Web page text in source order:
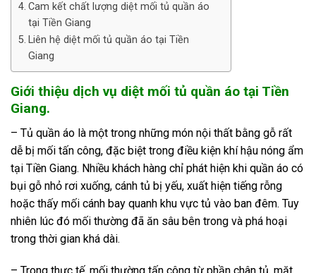
Cam kết chất lượng diệt mối tủ quần áo
tại Tiền Giang
Liên hệ diệt mối tủ quần áo tại Tiền
Giang
Giới thiệu dịch vụ diệt mối tủ quần áo tại Tiền
Giang.
– Tủ quần áo là một trong những món nội thất bằng gỗ rất
dễ bị mối tấn công, đặc biệt trong điều kiện khí hậu nóng ẩm
tại Tiền Giang. Nhiều khách hàng chỉ phát hiện khi quần áo có
bụi gỗ nhỏ rơi xuống, cánh tủ bị yếu, xuất hiện tiếng rỗng
hoặc thấy mối cánh bay quanh khu vực tủ vào ban đêm. Tuy
nhiên lúc đó mối thường đã ăn sâu bên trong và phá hoại
trong thời gian khá dài.